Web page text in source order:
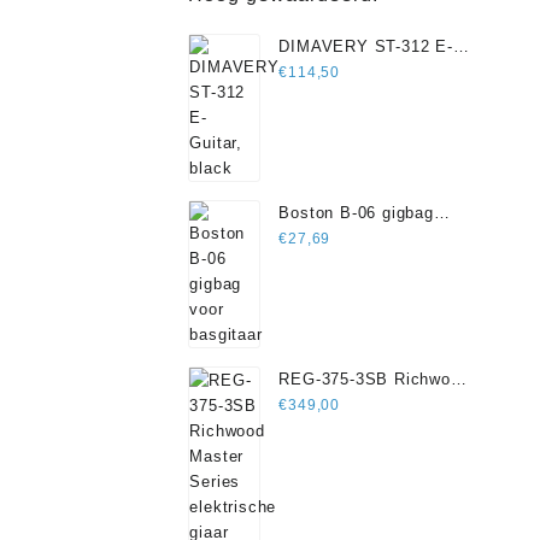
DIMAVERY ST-312 E-
Guitar, black
€114,50
Boston B-06 gigbag
voor basgitaar
€27,69
REG-375-3SB Richwood
Master Series
€349,00